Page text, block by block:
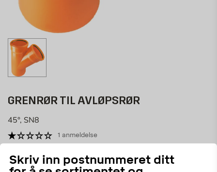
Skriv inn postnummeret ditt
GRENRØR TIL AVLØPSRØR
45°, SN8
1 anmeldelse